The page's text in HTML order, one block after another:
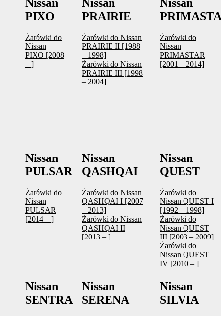
Nissan
PIXO
Żarówki do
Nissan
PIXO [2008
– ]
Nissan
PRAIRIE
Żarówki do Nissan
PRAIRIE II [1988
– 1998]
Żarówki do Nissan
PRAIRIE III [1998
– 2004]
Nissan
Żarówki do
Nissan
PRIMASTAR
[2001 – 2014]
Nissan
PULSAR
Żarówki do
Nissan
PULSAR
[2014 – ]
Nissan
QASHQAI
Żarówki do Nissan
QASHQAI I [2007
– 2013]
Żarówki do Nissan
QASHQAI II
[2013 – ]
Nissan
QUEST
Żarówki do
Nissan QUEST I
[1992 – 1998]
Żarówki do
Nissan QUEST
III [2003 – 2009]
Żarówki do
Nissan QUEST
IV [2010 – ]
Nissan
SENTRA
Nissan
SERENA
Nissan
SILVIA